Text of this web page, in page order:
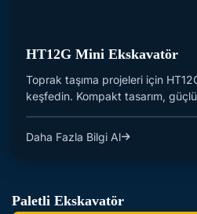
HT12G Mini Ekskavatör
Toprak taşıma projeleri için
keşfedin. Kompakt tasarım,
Daha Fazla Bilgi Al
Paletli Ekskavatör